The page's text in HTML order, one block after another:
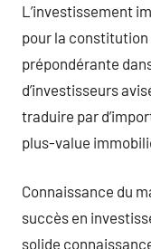
L’investissement
pour la
prépondérante
d’investisseurs
traduire par
plus-value
Connaissance du
succès en
solide